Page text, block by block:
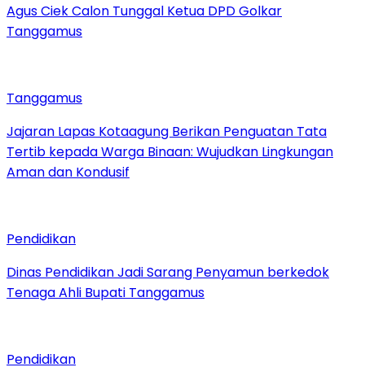
Agus Ciek Calon Tunggal Ketua DPD Golkar
Tanggamus
Tanggamus
Jajaran Lapas Kotaagung Berikan Penguatan Tata
Tertib kepada Warga Binaan: Wujudkan Lingkungan
Aman dan Kondusif
Pendidikan
Dinas Pendidikan Jadi Sarang Penyamun berkedok
Tenaga Ahli Bupati Tanggamus
Pendidikan